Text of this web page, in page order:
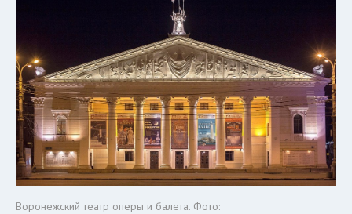
Воронежский театр оперы и балета. Фото: